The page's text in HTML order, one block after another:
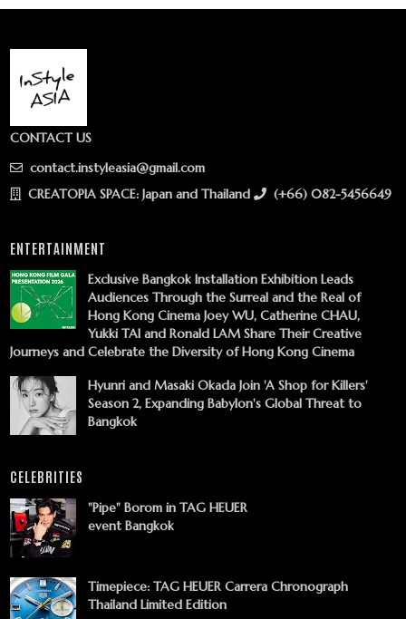
CONTACT US
contact.instyleasia@gmail.com
CREATOPIA SPACE: Japan and Thailand
(+66) 082-5456649
ENTERTAINMENT
Exclusive Bangkok Installation Exhibition Leads
Audiences Through the Surreal and the Real of
Hong Kong Cinema Joey WU, Catherine CHAU,
Yukki TAI and Ronald LAM Share Their Creative
Journeys and Celebrate the Diversity of Hong Kong Cinema
Hyunri and Masaki Okada Join 'A Shop for Killers'
Season 2, Expanding Babylon's Global Threat to
Bangkok
CELEBRITIES
"Pipe" Borom in TAG HEUER
event Bangkok
Timepiece: TAG HEUER Carrera Chronograph
Thailand Limited Edition